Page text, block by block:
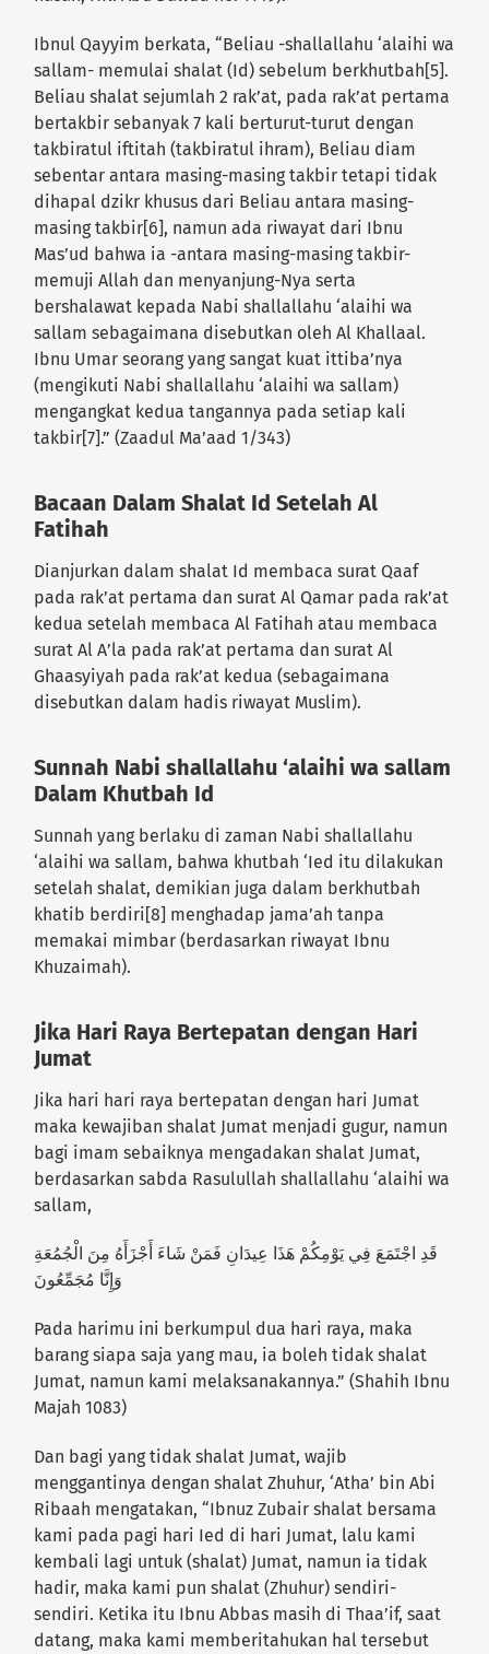
Ibnul Qayyim berkata, “Beliau -shallallahu ‘alaihi wa
sallam- memulai shalat (Id) sebelum berkhutbah[5].
Beliau shalat sejumlah 2 rak’at, pada rak’at pertama
bertakbir sebanyak 7 kali berturut-turut dengan
takbiratul iftitah (takbiratul ihram), Beliau diam
sebentar antara masing-masing takbir tetapi tidak
dihapal dzikr khusus dari Beliau antara masing-
masing takbir[6], namun ada riwayat dari Ibnu
Mas’ud bahwa ia -antara masing-masing takbir-
memuji Allah dan menyanjung-Nya serta
bershalawat kepada Nabi shallallahu ‘alaihi wa
sallam sebagaimana disebutkan oleh Al Khallaal.
Ibnu Umar seorang yang sangat kuat ittiba’nya
(mengikuti Nabi shallallahu ‘alaihi wa sallam)
mengangkat kedua tangannya pada setiap kali
takbir[7].” (Zaadul Ma’aad 1/343)
Bacaan Dalam Shalat Id Setelah Al
Fatihah
Dianjurkan dalam shalat Id membaca surat Qaaf
pada rak’at pertama dan surat Al Qamar pada rak’at
kedua setelah membaca Al Fatihah atau membaca
surat Al A’la pada rak’at pertama dan surat Al
Ghaasyiyah pada rak’at kedua (sebagaimana
disebutkan dalam hadis riwayat Muslim).
Sunnah Nabi shallallahu ‘alaihi wa sallam
Dalam Khutbah Id
Sunnah yang berlaku di zaman Nabi shallallahu
‘alaihi wa sallam, bahwa khutbah ‘Ied itu dilakukan
setelah shalat, demikian juga dalam berkhutbah
khatib berdiri[8] menghadap jama’ah tanpa
memakai mimbar (berdasarkan riwayat Ibnu
Khuzaimah).
Jika Hari Raya Bertepatan dengan Hari
Jumat
Jika hari hari raya bertepatan dengan hari Jumat
maka kewajiban shalat Jumat menjadi gugur, namun
bagi imam sebaiknya mengadakan shalat Jumat,
berdasarkan sabda Rasulullah shallallahu ‘alaihi wa
sallam,
قَدِ اجْتَمَعَ فِي يَوْمِكُمْ هَذَا عِيدَانِ فَمَنْ شَاءَ أَجْزَأَهُ مِنَ الْجُمُعَةِ
وَإِنَّا مُجَمِّعُونَ
Pada harimu ini berkumpul dua hari raya, maka
barang siapa saja yang mau, ia boleh tidak shalat
Jumat, namun kami melaksanakannya.” (Shahih Ibnu
Majah 1083)
Dan bagi yang tidak shalat Jumat, wajib
menggantinya dengan shalat Zhuhur, ‘Atha’ bin Abi
Ribaah mengatakan, “Ibnuz Zubair shalat bersama
kami pada pagi hari Ied di hari Jumat, lalu kami
kembali lagi untuk (shalat) Jumat, namun ia tidak
hadir, maka kami pun shalat (Zhuhur) sendiri-
sendiri. Ketika itu Ibnu Abbas masih di Thaa’if, saat
datang, maka kami memberitahukan hal tersebut